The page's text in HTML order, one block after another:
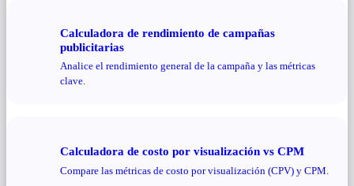
Calculadora de rendimiento de campañas
publicitarias
Analice el rendimiento general de la campaña y las métricas
clave.
Calculadora de costo por visualización vs CPM
Compare las métricas de costo por visualización (CPV) y CPM.